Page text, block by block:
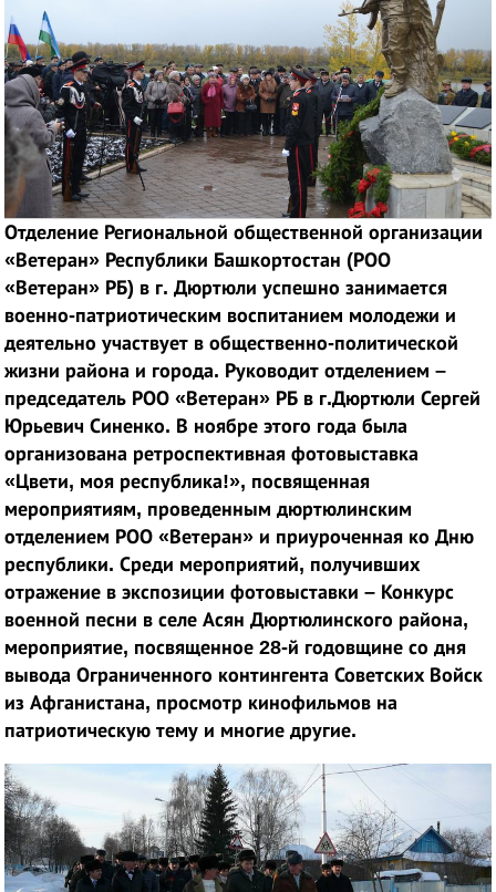
Отделение Региональной общественной организации
«Ветеран» Республики Башкортостан (РОО
«Ветеран» РБ) в г. Дюртюли успешно занимается
военно-патриотическим воспитанием молодежи и
деятельно участвует в общественно-политической
жизни района и города. Руководит отделением –
председатель РОО «Ветеран» РБ в г.Дюртюли Сергей
Юрьевич Синенко. В ноябре этого года была
организована ретроспективная фотовыставка
«Цвети, моя республика!», посвященная
мероприятиям, проведенным дюртюлинским
отделением РОО «Ветеран» и приуроченная ко Дню
республики. Среди мероприятий, получивших
отражение в экспозиции фотовыставки – Конкурс
военной песни в селе Асян Дюртюлинского района,
мероприятие, посвященное 28-й годовщине со дня
вывода Ограниченного контингента Советских Войск
из Афганистана, просмотр кинофильмов на
патриотическую тему и многие другие.